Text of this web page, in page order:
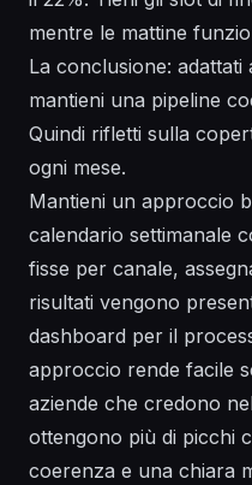
mentre le mattine
La conclusione:
mantieni una pipeline
Quindi rifletti sulla
ogni mese.
Mantieni un approccio
calendario settimanale
fisse per canale,
risultati vengono
dashboard per il
approccio rende facile
aziende che credono
ottengono più di picchi
coerenza e una chiara